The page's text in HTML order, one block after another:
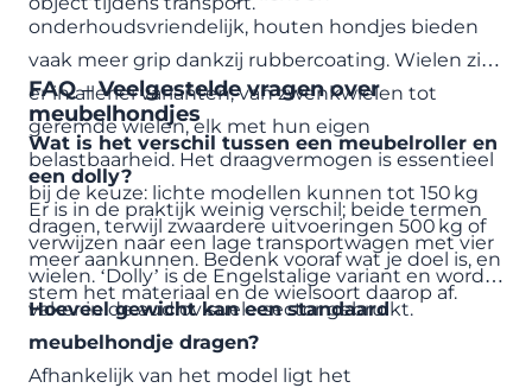
onderhoudsvriendelijk, houten hondjes bieden
vaak meer grip dankzij rubbercoating. Wielen zijn
er in allerlei varianten, van zwenkwielen tot
geremde wielen, elk met hun eigen
belastbaarheid. Het draagvermogen is essentieel
bij de keuze: lichte modellen kunnen tot 150 kg
dragen, terwijl zwaardere uitvoeringen 500 kg of
meer aankunnen. Bedenk vooraf wat je doel is, en
stem het materiaal en de wielsoort daarop af.
FAQ – Veelgestelde vragen over
meubelhondjes
Wat is het verschil tussen een meubelroller en
een dolly?
Er is in de praktijk weinig verschil; beide termen
verwijzen naar een lage transportwagen met vier
wielen. ‘Dolly’ is de Engelstalige variant en wordt
vaker in de audiovisuele sector gebruikt.
Hoeveel gewicht kan een standaard
meubelhondje dragen?
Afhankelijk van het model ligt het